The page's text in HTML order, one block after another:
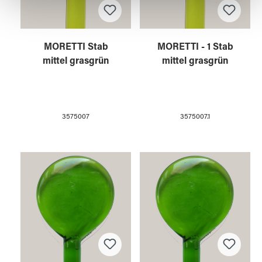
MORETTI Stab
mittel grasgrün
3575007
MORETTI - 1 Stab
mittel grasgrün
3575007.1